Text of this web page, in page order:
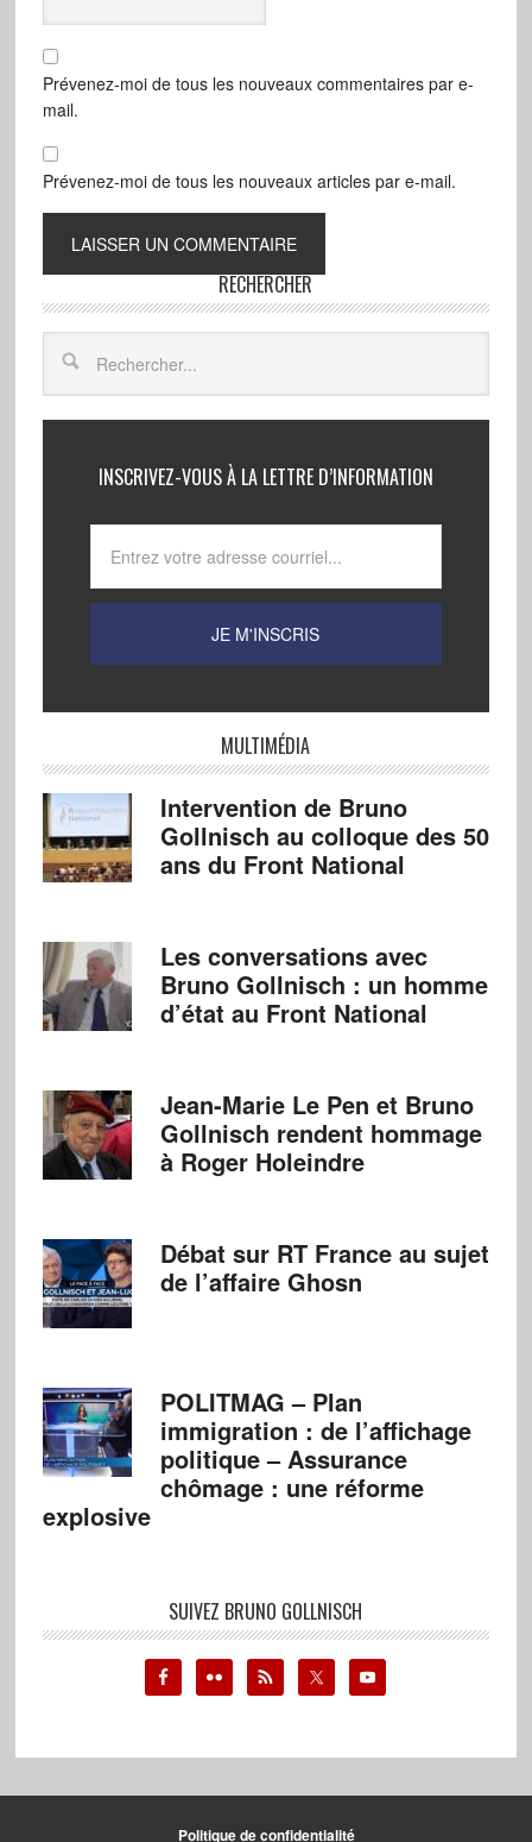
Prévenez-moi de tous les nouveaux commentaires par e-
mail.
Prévenez-moi de tous les nouveaux articles par e-mail.
RECHERCHER
INSCRIVEZ-VOUS À LA LETTRE D’INFORMATION
MULTIMÉDIA
Intervention de Bruno
Gollnisch au colloque des 50
ans du Front National
Les conversations avec
Bruno Gollnisch : un homme
d’état au Front National
Jean-Marie Le Pen et Bruno
Gollnisch rendent hommage
à Roger Holeindre
Débat sur RT France au sujet
de l’affaire Ghosn
POLITMAG – Plan
immigration : de l’affichage
politique – Assurance
chômage : une réforme
explosive
SUIVEZ BRUNO GOLLNISCH
Politique de confidentialité